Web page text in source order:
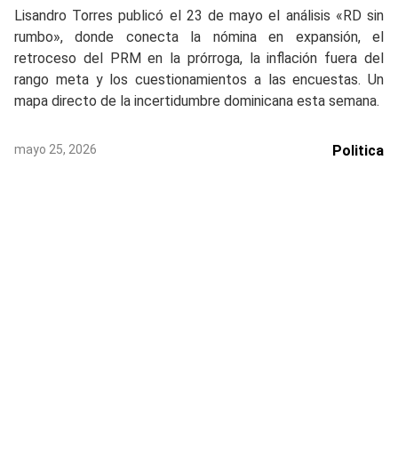
Lisandro Torres publicó el 23 de mayo el análisis «RD sin
rumbo», donde conecta la nómina en expansión, el
retroceso del PRM en la prórroga, la inflación fuera del
rango meta y los cuestionamientos a las encuestas. Un
mapa directo de la incertidumbre dominicana esta semana.
mayo 25, 2026 Politica